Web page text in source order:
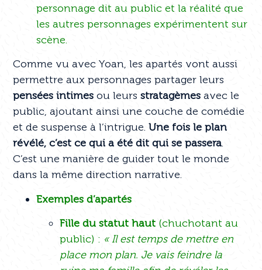
personnage dit au public et la réalité que
les autres personnages expérimentent sur
scène.
Comme vu avec Yoan, les apartés vont aussi
permettre aux personnages partager leurs
pensées intimes ou leursstratagèmes avec le
public, ajoutant ainsi une couche de comédie
et de suspense à l’intrigue.Une fois le plan
révélé, c’est ce qui a été dit qui se passera.
C’est une manière de guider tout le monde
dans la même direction narrative.
Exemples d’apartés
Fille du statut haut (chuchotant au
public) : « Il est temps de mettre en
place mon plan. Je vais feindre la